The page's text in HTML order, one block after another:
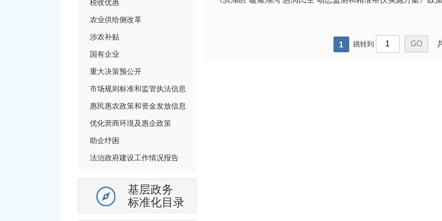
税收优惠
农业供给侧改革
涉农补贴
国有企业
重大决策预公开
市场规则标准和监管执法信息
惠民惠农政策和资金发放信息
优化营商环境及惠企政策
助企纾困
法治政府建设工作情况报告
基层政务
标准化目录
1 跳转到